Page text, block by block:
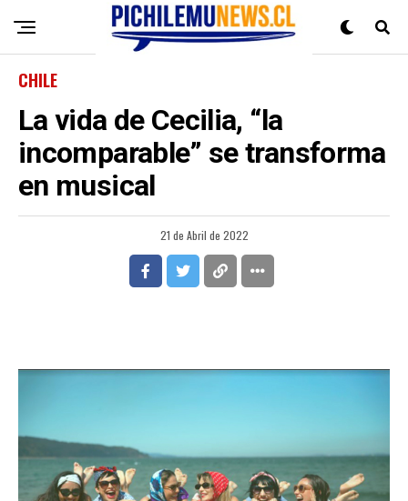
CHILE
La vida de Cecilia, “la
incomparable” se transforma
en musical
21 de Abril de 2022